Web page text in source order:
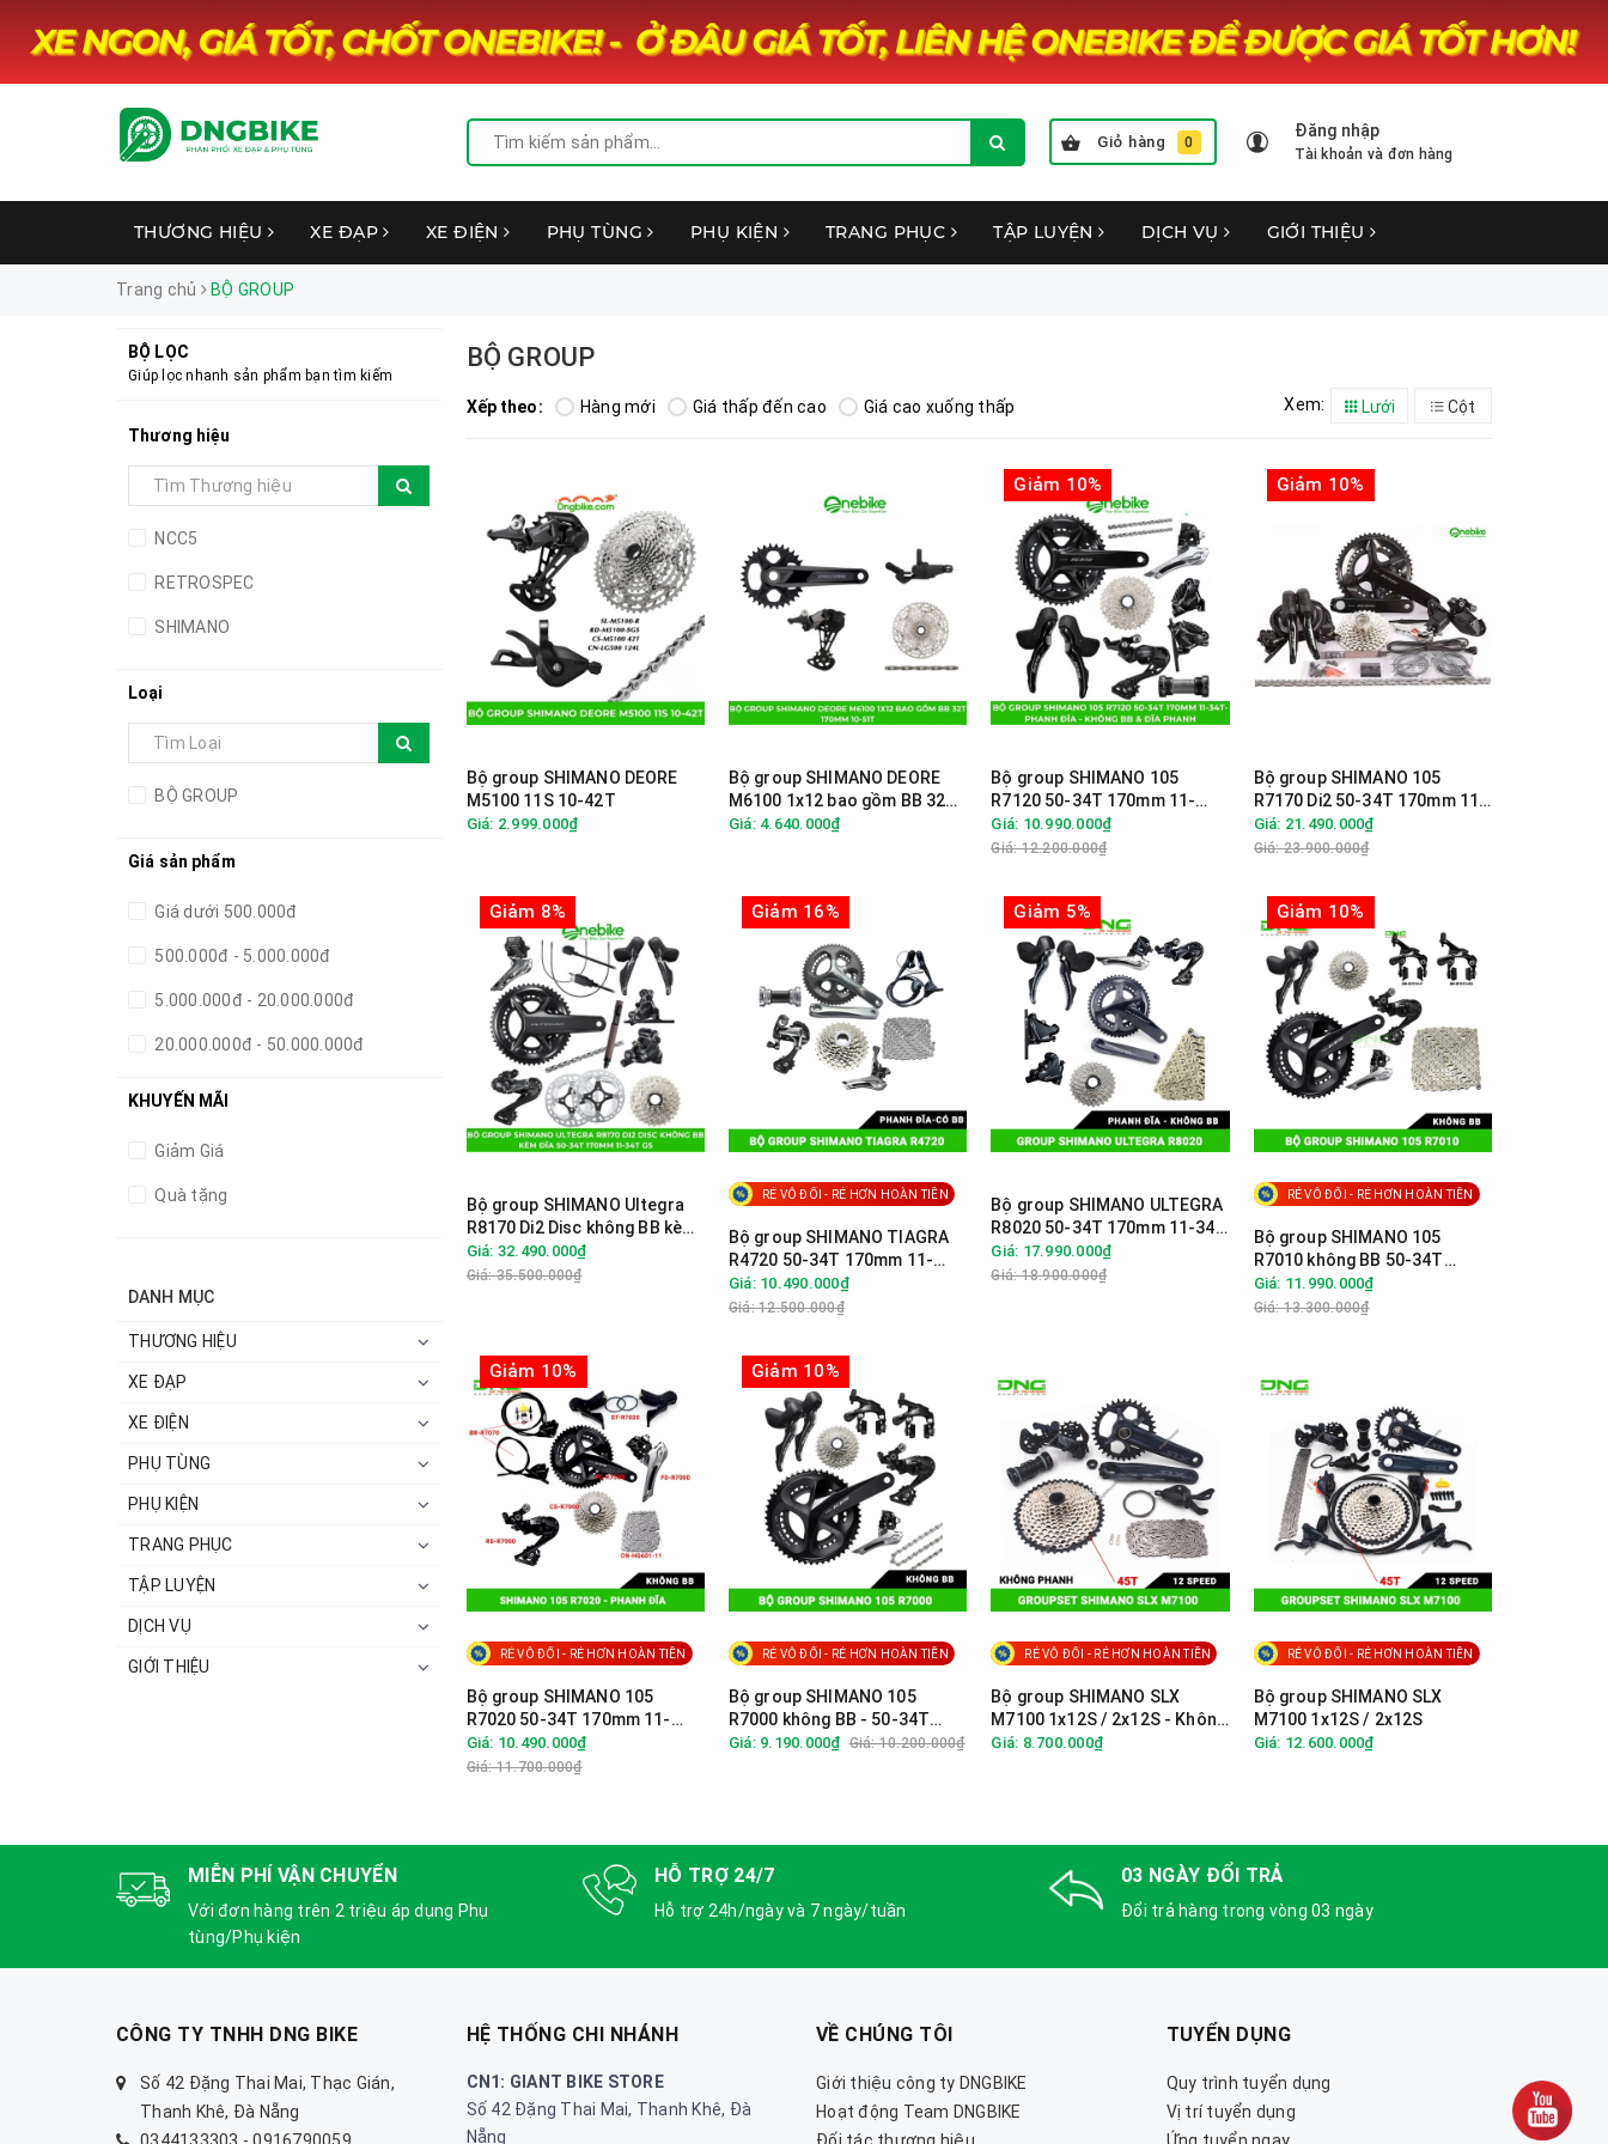
Giỏ hàng 0
Đăng nhập
Tài khoản và đơn hàng
THƯƠNG HIỆU XE ĐẠP XE ĐIỆN PHỤ TÙNG PHỤ KIỆN TRANG PHỤC TẬP LUYỆN DỊCH VỤ GIỚI THIỆU
Trang chủ BỘ GROUP
BỘ LỌC
Giúp lọc nhanh sản phẩm bạn tìm kiếm
Thương hiệu
NCC5
RETROSPEC
SHIMANO
Loại
BỘ GROUP
Giá sản phẩm
Giá dưới 500.000đ
500.000đ - 5.000.000đ
5.000.000đ - 20.000.000đ
20.000.000đ - 50.000.000đ
Giá trên 50.000.000đ
KHUYẾN MÃI
Giảm Giá
Quà tặng
DANH MỤC
THƯƠNG HIỆU
XE ĐẠP
XE ĐIỆN
PHỤ TÙNG
PHỤ KIỆN
TRANG PHỤC
TẬP LUYỆN
DỊCH VỤ
GIỚI THIỆU
BỘ GROUP
Xếp theo: Hàng mới Giá thấp đến cao Giá cao xuống thấp Xem: Lưới Cột
Bộ group SHIMANO DEORE
M5100 11S 10-42T
Giá: 2.999.000₫
Bộ group SHIMANO DEORE
M6100 1x12 bao gồm BB 32T
170mm 10-51T
Giá: 4.640.000₫
Giảm 10%
Bộ group SHIMANO 105
R7120 50-34T 170mm 11-
34T- Phanh đĩa - Không BB &
Đĩa phanh
Giá: 10.990.000₫
Giá: 12.200.000₫
Giảm 10%
Bộ group SHIMANO 105
R7170 Di2 50-34T 170mm 11-
34T GS - Không BB & Đĩa
phanh
Giá: 21.490.000₫
Giá: 23.900.000₫
Giảm 8%
Bộ group SHIMANO Ultegra
R8170 Di2 Disc không BB kèm
đĩa 50-34T 170mm
Giá: 32.490.000₫
Giá: 35.500.000₫
Giảm 16%
RẺ VÔ ĐỐI - RẺ HƠN HOÀN TIỀN
Bộ group SHIMANO TIAGRA
R4720 50-34T 170mm 11-
28T- Phanh đĩa Có BB
Giá: 10.490.000₫
Giá: 12.500.000₫
Giảm 5%
Bộ group SHIMANO ULTEGRA
R8020 50-34T 170mm 11-34T
- GS - Phanh đĩa - không BB
Giá: 17.990.000₫
Giá: 18.900.000₫
Giảm 10%
RẺ VÔ ĐỐI - RẺ HƠN HOÀN TIỀN
Bộ group SHIMANO 105
R7010 không BB 50-34T
170mm 11-34T GS
Giá: 11.990.000₫
Giá: 13.300.000₫
Giảm 10%
RẺ VÔ ĐỐI - RẺ HƠN HOÀN TIỀN
Bộ group SHIMANO 105
R7020 50-34T 170mm 11-
28T- Phanh đĩa - Không BB &
Đĩa phanh
Giá: 10.490.000₫
Giá: 11.700.000₫
Giảm 10%
RẺ VÔ ĐỐI - RẺ HƠN HOÀN TIỀN
Bộ group SHIMANO 105
R7000 không BB - 50-34T
170mm - 11-28T - SS
Giá: 9.190.000₫ Giá: 10.200.000₫
RẺ VÔ ĐỐI - RẺ HƠN HOÀN TIỀN
Bộ group SHIMANO SLX
M7100 1x12S / 2x12S - Không
phanh
Giá: 8.700.000₫
RẺ VÔ ĐỐI - RẺ HƠN HOÀN TIỀN
Bộ group SHIMANO SLX
M7100 1x12S / 2x12S
Giá: 12.600.000₫
MIỄN PHÍ VẬN CHUYỂN
Với đơn hàng trên 2 triệu áp dụng Phụ
tùng/Phụ kiện
HỖ TRỢ 24/7
Hỗ trợ 24h/ngày và 7 ngày/tuần
03 NGÀY ĐỔI TRẢ
Đổi trả hàng trong vòng 03 ngày
CÔNG TY TNHH DNG BIKE
Số 42 Đặng Thai Mai, Thạc Gián,
Thanh Khê, Đà Nẵng
HỆ THỐNG CHI NHÁNH
CN1: GIANT BIKE STORE
Số 42 Đặng Thai Mai, Thanh Khê, Đà
Nẵng
VỀ CHÚNG TÔI
Giới thiệu công ty DNGBIKE
Hoạt động Team DNGBIKE
TUYỂN DỤNG
Quy trình tuyển dụng
Vị trí tuyển dụng